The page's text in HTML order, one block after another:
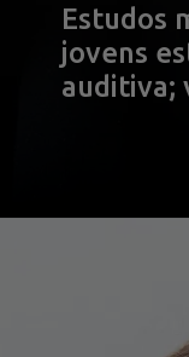
Estudos
jovens
auditiva;